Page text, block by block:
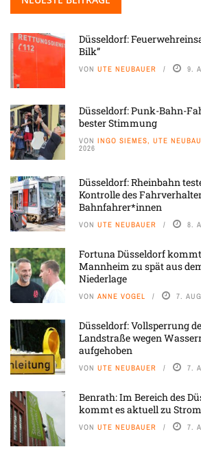
Düsseldorf:
Bilk”
VON UTE NEUBAUER 9.
Düsseldorf: Punk-Bahn-
bester Stimmung
VON INGO SIEMES, UTE
2026
Düsseldorf: Rheinbahn
Kontrolle des
Bahnfahrer*innen
VON UTE NEUBAUER 8.
Fortuna Düsseldorf
Mannheim zu spät aus
Niederlage
VON ANNE VOGEL 7.
Düsseldorf: Vollsperrung
Landstraße wegen
aufgehoben
VON UTE NEUBAUER 7.
Benrath: Im Bereich des
kommt es aktuell zu
VON UTE NEUBAUER 7.